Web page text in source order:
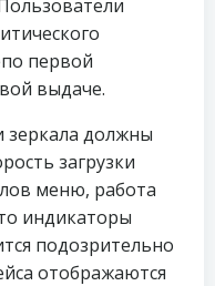
первой
выдаче.
зеркала должны
загрузки
меню, работа
индикаторы
подозрительно
отображаются